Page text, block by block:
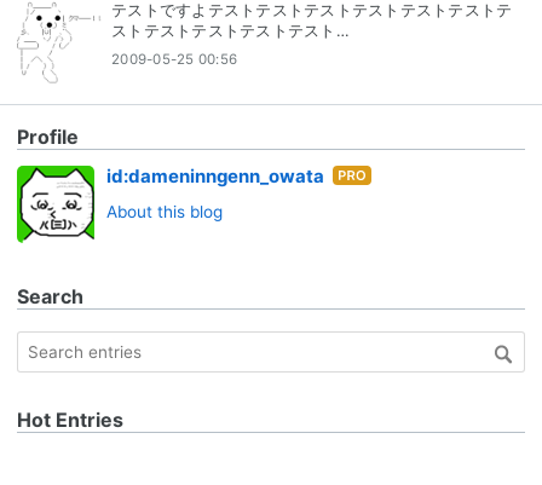
テストですよテストテストテストテストテストテストテ
ストテストテストテストテスト…
2009-05-25 00:56
Profile
id:dameninngenn_owata Hat
About this blog
Search
Hot Entries